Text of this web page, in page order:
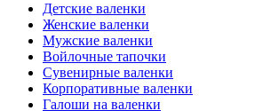
Детские валенки
Женские валенки
Мужские валенки
Войлочные тапочки
Сувенирные валенки
Корпоративные валенки
Галоши на валенки